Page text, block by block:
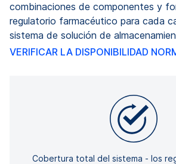
combinaciones de componentes y
regulatorio farmacéutico para cada
sistema de solución de
VERIFICAR LA DISPONIBILIDAD
Cobertura total del sistema - los